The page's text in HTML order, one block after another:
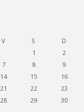
V S
D
1
2
7 8
9
14 15
16
21 22
23
28 29
30